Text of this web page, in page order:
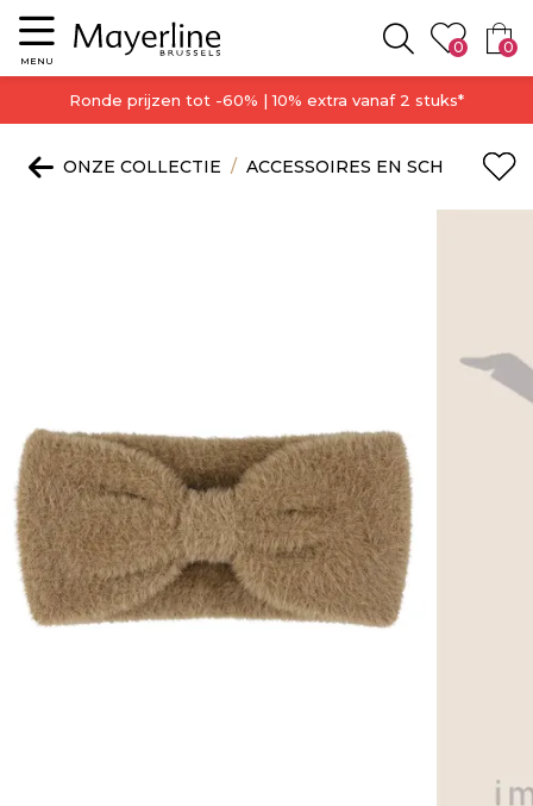
Menu
MENU Zoeken
0 0
Ronde prijzen tot -60% | 10% extra vanaf 2 stuks*
ONZE COLLECTIE ACCESSOIRES EN SCHOENEN